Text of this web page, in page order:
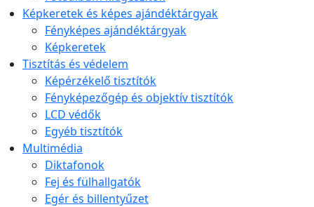
Képkeretek és képes ajándéktárgyak
Fényképes ajándéktárgyak
Képkeretek
Tisztítás és védelem
Képérzékelő tisztítók
Fényképezőgép és objektív tisztítók
LCD védők
Egyéb tisztítók
Multimédia
Diktafonok
Fej és fülhallgatók
Egér és billentyűzet